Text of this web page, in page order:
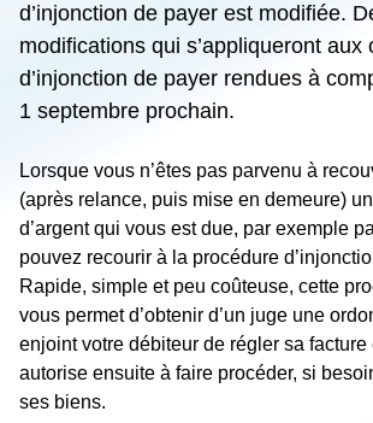
d’injonction de payer est modifiée.
modifications qui s’appliqueront aux
d’injonction de payer rendues à
1 septembre prochain.
Lorsque vous n’êtes pas parvenu à
(après relance, puis mise en demeure)
d’argent qui vous est due, par exemple
pouvez recourir à la procédure
Rapide, simple et peu coûteuse, cette
vous permet d’obtenir d’un juge une
enjoint votre débiteur de régler sa facture
autorise ensuite à faire procéder, si
ses biens.